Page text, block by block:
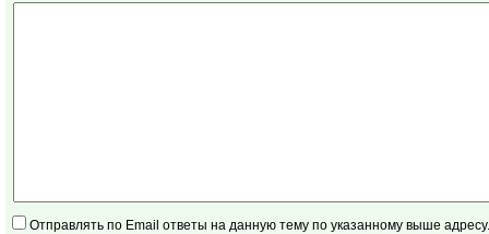
Отправлять по Email ответы на данную тему по указанному выше адресу.